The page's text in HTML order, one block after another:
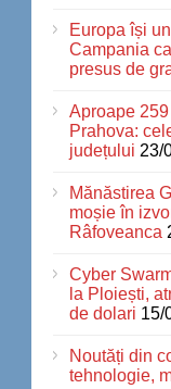
Europa își
Campania
presus de
Aproape
Prahova:
județului 23/
Mănăstirea
moșie în
Râfoveanca
Cyber
la Ploiești,
de dolari 15/
Noutăți din
tehnologie,